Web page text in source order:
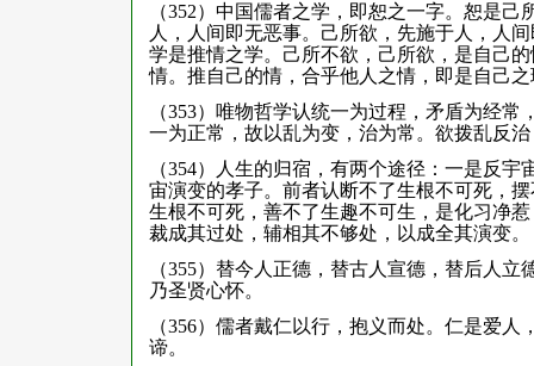
（352）中国儒者之学，即恕之一字。恕是
人，人间即无恶事。己所欲，先施于人，人
学是推情之学。己所不欲，己所欲，是自己
情。推自己的情，合乎他人之情，即是自己
（353）唯物哲学认统一为过程，矛盾为经
一为正常，故以乱为变，治为常。欲拨乱反
（354）人生的归宿，有两个途径：一是反
宙演变的孝子。前者认断不了生根不可死，
生根不可死，善不了生趣不可生，是化习净
裁成其过处，辅相其不够处，以成全其演变。
（355）替今人正德，替古人宣德，替后人
乃圣贤心怀。
（356）儒者戴仁以行，抱义而处。仁是爱
谛。